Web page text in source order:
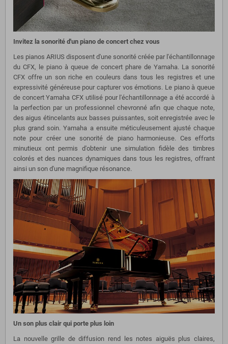
Invitez la sonorité d'un piano de concert chez vous
Les pianos ARIUS disposent d'une sonorité créée par l'échantillonnage
du CFX, le piano à queue de concert phare de Yamaha. La sonorité
CFX offre un son riche en couleurs dans tous les registres et une
expressivité généreuse pour capturer vos émotions. Le piano à queue
de concert Yamaha CFX utilisé pour l'échantillonnage a été accordé à
la perfection par un professionnel chevronné afin que chaque note,
des aigus étincelants aux basses puissantes, soit enregistrée avec le
plus grand soin. Yamaha a ensuite méticuleusement ajusté chaque
note pour créer une sonorité de piano harmonieuse. Ces efforts
minutieux ont permis d'obtenir une simulation fidèle des timbres
colorés et des nuances dynamiques dans tous les registres, offrant
ainsi un son d'une magnifique résonance.
Un son plus clair qui porte plus loin
La nouvelle grille de diffusion rend les notes aiguës plus claires,